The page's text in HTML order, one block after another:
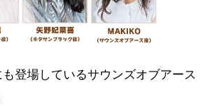
登場しているサウンズオブアース